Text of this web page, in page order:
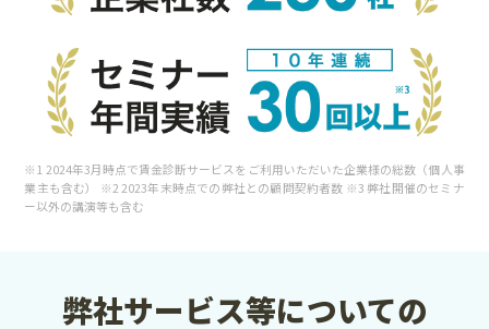
※1 2024年3月時点で賃金診断サービスをご利用いただいた企業様の総数（個人事
業主も含む） ※2 2023年末時点での弊社との顧問契約者数 ※3 弊社開催のセミナ
ー以外の講演等も含む
弊社サービス等についての